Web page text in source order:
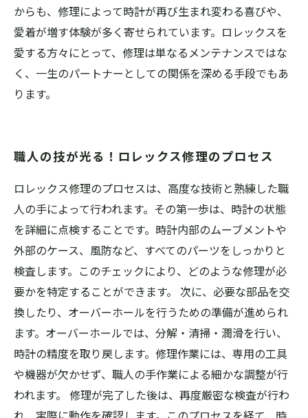
からも、修理によって時計が再び生まれ変わる喜びや、
愛着が増す体験が多く寄せられています。ロレックスを
愛する方々にとって、修理は単なるメンテナンスではな
く、一生のパートナーとしての関係を深める手段でもあ
ります。
職人の技が光る！ロレックス修理のプロセス
ロレックス修理のプロセスは、高度な技術と熟練した職
人の手によって行われます。その第一歩は、時計の状態
を詳細に点検することです。時計内部のムーブメントや
外部のケース、風防など、すべてのパーツをしっかりと
検査します。このチェックにより、どのような修理が必
要かを特定することができます。 次に、必要な部品を交
換したり、オーバーホールを行うための準備が進められ
ます。オーバーホールでは、分解・清掃・潤滑を行い、
時計の精度を取り戻します。修理作業には、専用の工具
や機器が欠かせず、職人の手作業による細かな調整が行
われます。 修理が完了した後は、再度厳密な検査が行わ